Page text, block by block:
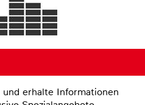
erhalte Informationen